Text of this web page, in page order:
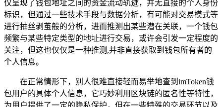
仅呈现了钱包地址之间的资金流动轨迹，并无直接的个人身份
标识，但通过一些技术手段与数据分析，有可能对交易模式等
进行抽丝剥茧般的分析，进而推测出某些潜在关联，一个钱包
频繁与某些特定类型的地址进行交易，或许会引发一定程度的
关注，但这也仅仅是一种推测,并非直接获取到钱包所有者的
个人信息。
在正常情形下，别人很难直接轻而易举地查到imToken钱
包用户的具体个人信息，它巧妙利用区块链的匿名性等特性，
为用户提供了一定的隐私保护，但在一些特殊的交易环节以及